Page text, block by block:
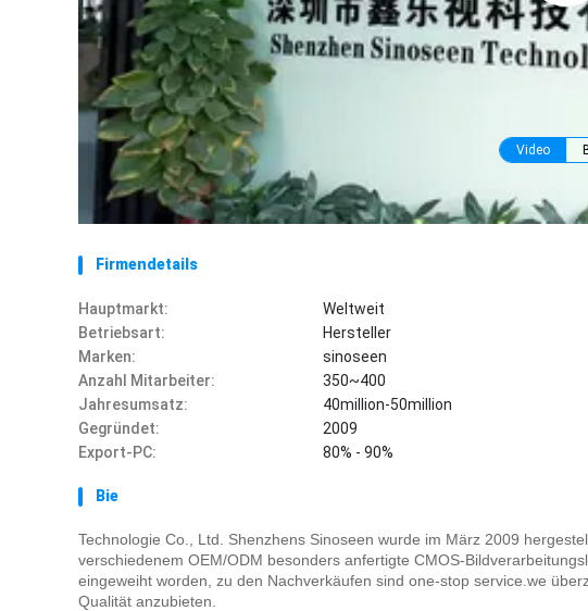
Video
Firmendetails
Hauptmarkt:
Weltweit
Betriebsart:
Hersteller
Marken:
sinoseen
Anzahl Mitarbeiter:
350~400
Jahresumsatz:
40million-50million
Gegründet:
2009
Export-PC:
80% - 90%
Bie
Technologie Co., Ltd. Shenzhens Sinoseen wurde im März 2009
verschiedenem OEM/ODM besonders anfertigte CMOS-
eingeweiht worden, zu den Nachverkäufen sind one-stop service.we
Qualität anzubieten.